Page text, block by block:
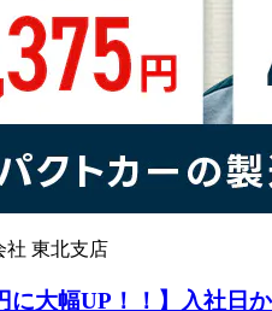
社 東北支店
に大幅UP！！】入社